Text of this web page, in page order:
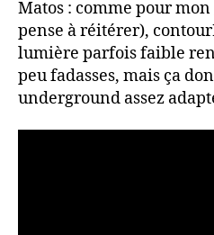
Matos : comme pour mon
pense à réitérer),
lumière parfois faible
peu fadasses, mais ça
underground assez